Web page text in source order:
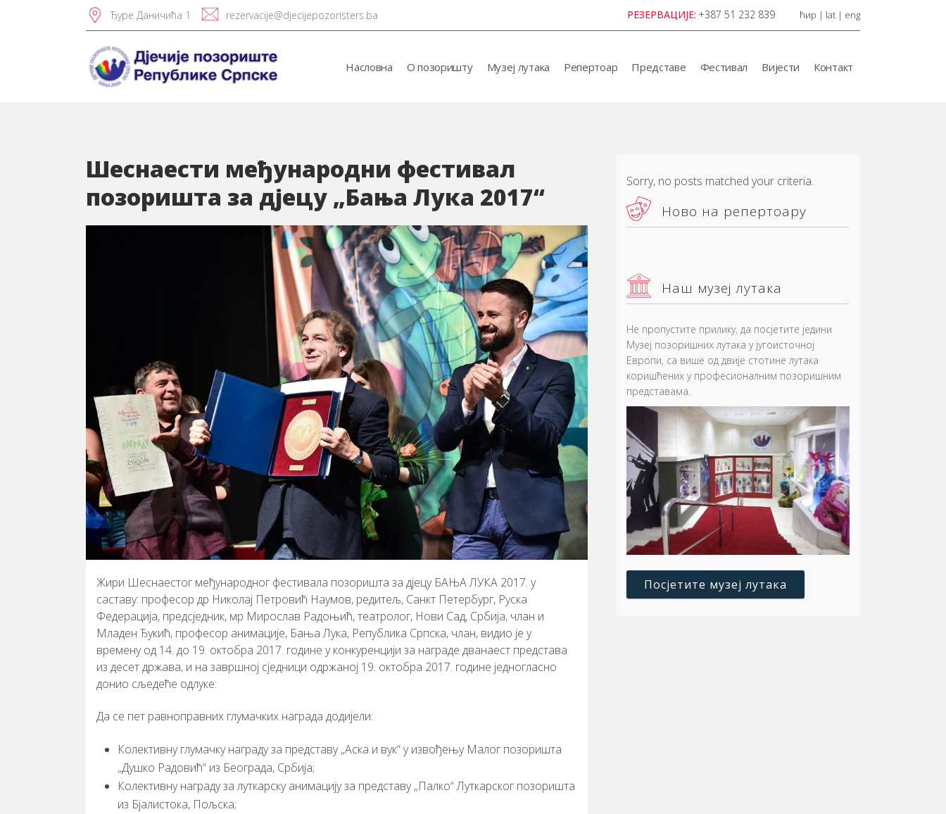
Ђуре Даничића 1 rezervacije@djecijepozoristers.ba РЕЗЕРВАЦИЈЕ: +387 51 232 839 ћир | lat | eng
Насловна О позоришту Музеј лутака Репертоар Представе Фестивал Вијести Контакт
Шеснаести међународни фестивал
позоришта за дјецу „Бања Лука 2017“
Жири Шеснаестог међународног фестивала позоришта за дјецу БАЊА ЛУКА 2017. у
саставу: професор др Николај Петровић Наумов, редитељ, Санкт Петербург, Руска
Федерација, предсједник, мр Мирослав Радоњић, театролог, Нови Сад, Србија, члан и
Младен Ђукић, професор анимације, Бања Лука, Република Српска, члан, видио је у
времену од 14. до 19. октобра 2017. године у конкуренцији за награде дванаест представа
из десет држава, и на завршној сједници одржаној 19. октобра 2017. године једногласно
донио сљедеће одлуке:
Да се пет равноправних глумачких награда додијели:
Колективну глумачку награду за представу „Аска и вук“ у извођењу Малог позоришта
„Душко Радовић“ из Београда, Србија;
Колективну награду за луткарску анимацију за представу „Палко“ Луткарског позоришта
из Бјалистока, Пољска;
Sorry, no posts matched your criteria.
Ново на репертоару
Наш музеј лутака
Не пропустите прилику, да посјетите једини
Музеј позоришних лутака у југоисточној
Европи, са више од двије стотине лутака
коришћених у професионалним позоришним
представама.
Посјетите музеј лутака